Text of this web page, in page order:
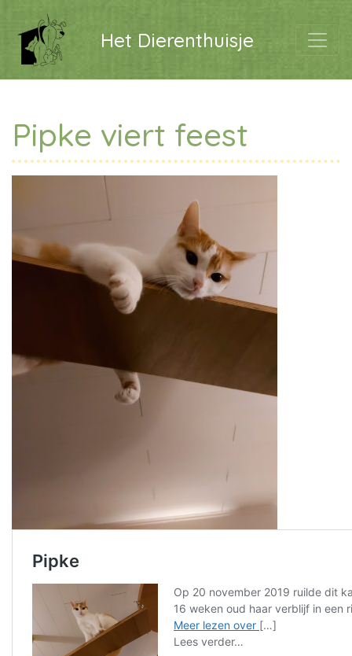
Het Dierenthuisje
Pipke viert feest